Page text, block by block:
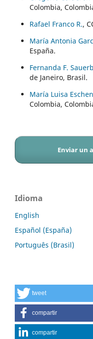
Colombia,
Rafael Franco R.,
María Antonia
España.
Fernanda F.
de Janeiro, Brasil.
María Luisa
Colombia,
Enviar un
Idioma
English
Español (España)
Português (Brasil)
tweet
compartir
compartir